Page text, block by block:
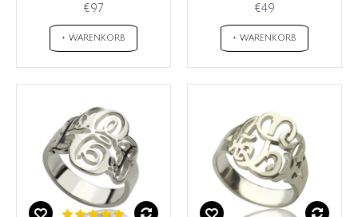
€97
+ WARENKORB
€49
+ WARENKORB